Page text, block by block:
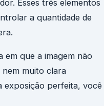
Esses três elementos
a quantidade de
em que a imagem não
muito clara
exposição perfeita, você